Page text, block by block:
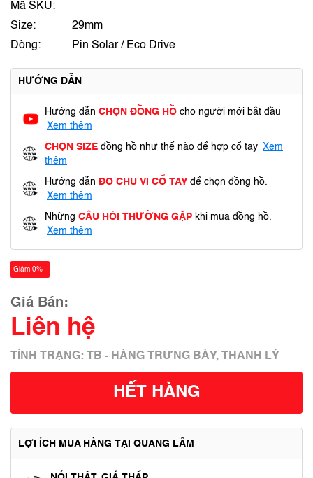
Mã SKU:
Size:
29mm
Dòng:
Pin Solar / Eco Drive
HƯỚNG DẪN
Hướng dẫn CHỌN ĐỒNG HỒ cho người mới bắt đầu
Xem thêm
CHỌN SIZE đồng hồ như thế nào để hợp cổ tay Xem
thêm
Hướng dẫn ĐO CHU VI CỔ TAY để chọn đồng hồ.
Xem thêm
Những CÂU HỎI THƯỜNG GẶP khi mua đồng hồ.
Xem thêm
Giảm 0%
Giá Bán:
Liên hệ
TÌNH TRẠNG: TB - HÀNG TRƯNG BÀY, THANH LÝ
HẾT HÀNG
LỢI ÍCH MUA HÀNG TẠI QUANG LÂM